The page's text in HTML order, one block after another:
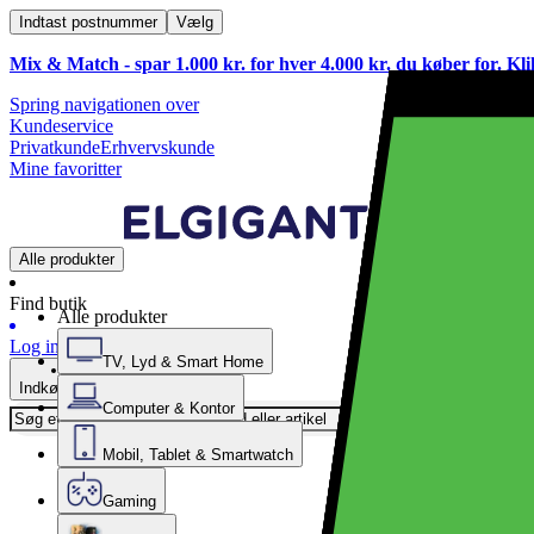
Indtast postnummer Vælg
Mix & Match - spar 1.000 kr. for hver 4.000 kr. du køber for.
Spring navigationen over
Kundeservice
PrivatkundeErhvervskunde
Mine favoritter
Alle produkter
Find butik
Log ind
Indkøbskurv
Alle produkter
TV, Lyd & Smart Home
Computer & Kontor
Mobil, Tablet & Smartwatch
Gaming